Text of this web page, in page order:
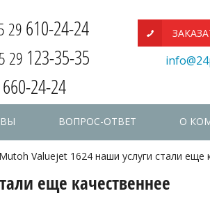
29 610-24-24
29 123-35-35
660-24-24
ВОПРОС-ОТВЕТ О
Valuejet 1624 наши услуги стали еще
еще качественнее